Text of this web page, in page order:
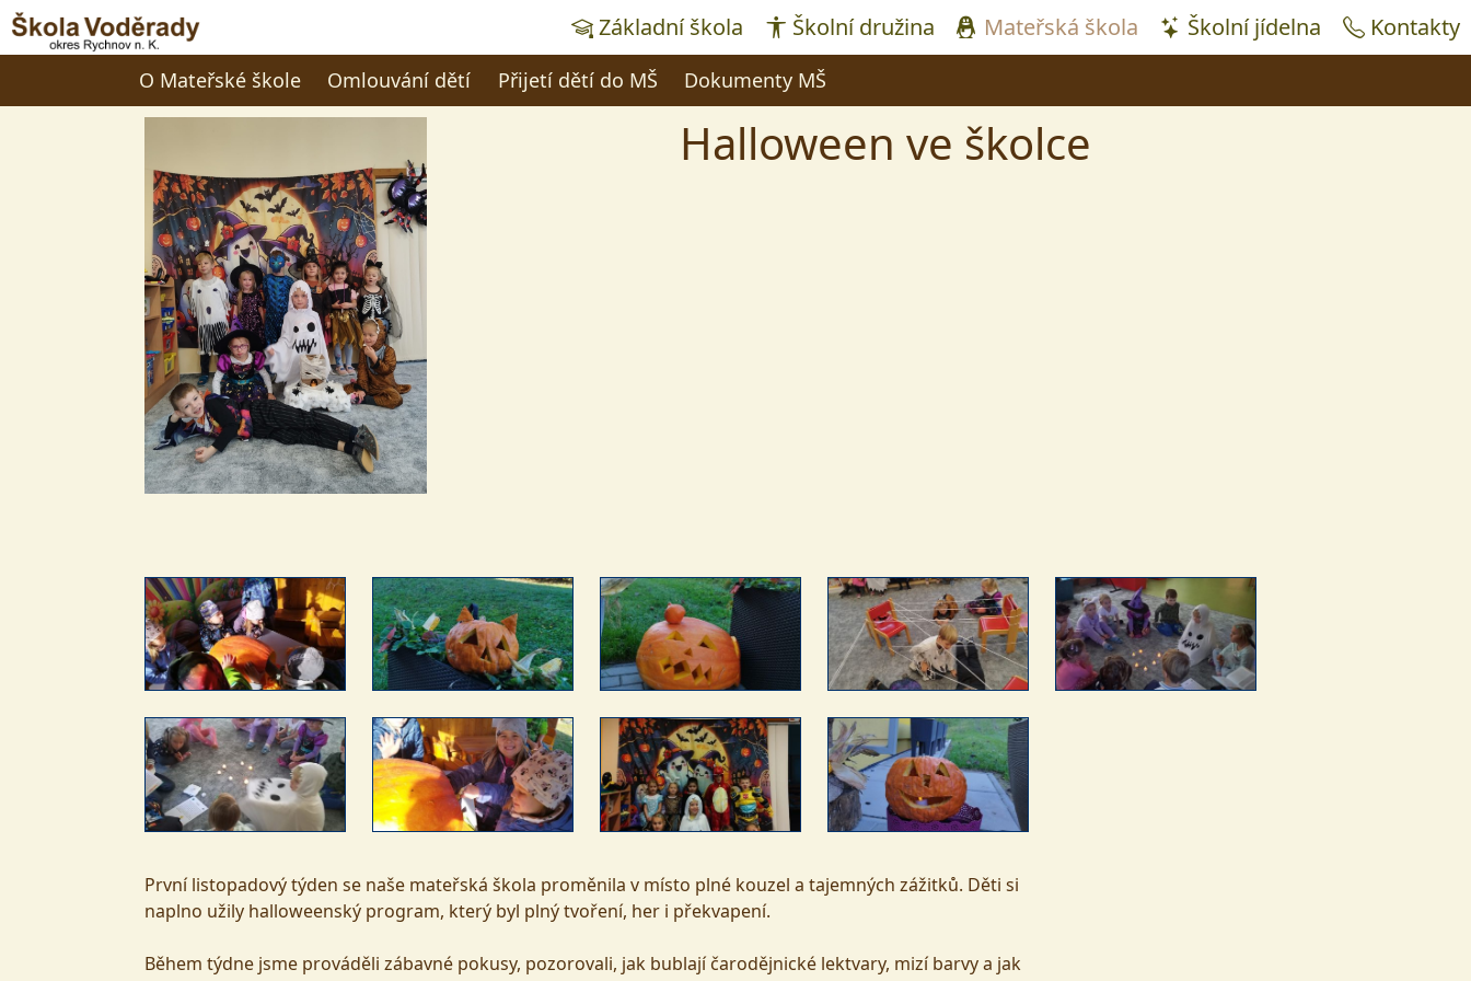
Základní škola Školní družina Mateřská škola Školní jídelna Kontakty
O Mateřské škole Omlouvání dětí Přijetí dětí do MŠ Dokumenty MŠ
Halloween ve školce
První listopadový týden se naše mateřská škola proměnila v místo plné kouzel a tajemných zážitků. Děti si
naplno užily halloweenský program, který byl plný tvoření, her i překvapení.
Během týdne jsme prováděli zábavné pokusy, pozorovali, jak bublají čarodějnické lektvary, mizí barvy a jak